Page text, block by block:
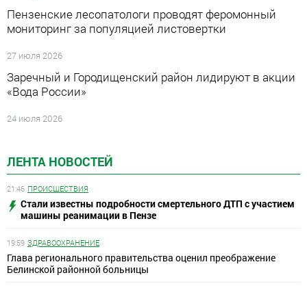
ЛЕНТА НОВОСТЕЙ
21:46 ПРОИСШЕСТВИЯ
Стали известны подробности смертельного ДТП с участием
машины реанимации в Пензе
19:59 ЗДРАВООХРАНЕНИЕ
Глава регионального правительства оценил преображение
Белинской районной больницы
Пензенские лесопатологи проводят феромонный
мониторинг за популяцией листовертки
27 июля 2026
Заречный и Городищенский район лидируют в акции
«Вода России»
24 июля 2026